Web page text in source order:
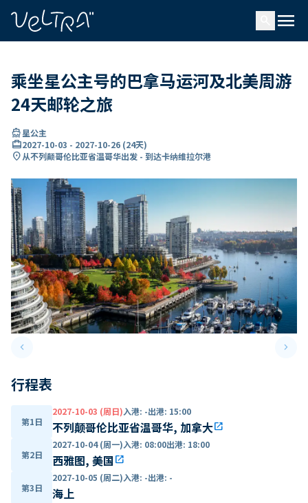
menu
乘坐星公主号的巴拿马运河及北美周游
24天邮轮之旅
directions_boat星公主
card_travel2027-10-03 - 2027-10-26 (24天)
location_on从不列颠哥伦比亚省温哥华出发 - 到达卡纳维拉尔港
keyboard_arrow_leftPrevious slide keyboard_arrow_right
行程表
第1日
2027-10-03 (周日)入港: -出港: 15:00
不列颠哥伦比亚省温哥华, 加拿大open_in_new
第2日
2027-10-04 (周一)入港: 08:00出港: 18:00
西雅图, 美国open_in_new
第3日
2027-10-05 (周二)入港: -出港: -
海上